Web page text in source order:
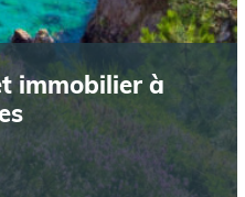
immobilier à